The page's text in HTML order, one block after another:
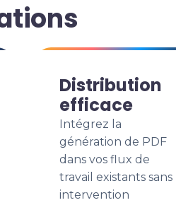
Distribution
efficace
Intégrez la
génération de PDF
dans vos flux de
travail existants sans
intervention